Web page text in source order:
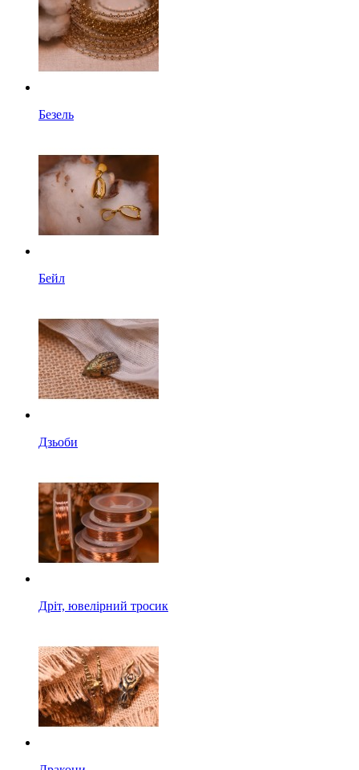
Безель
Бейл
Дзьоби
Дріт, ювелірний тросик